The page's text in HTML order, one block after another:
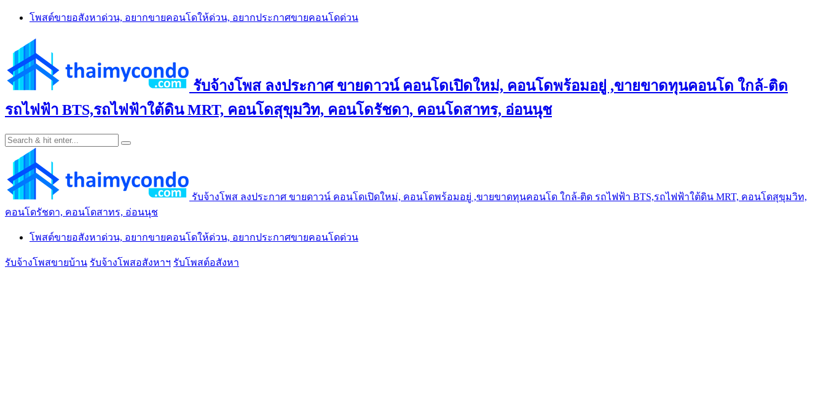
Skip
โพสต์ขายอสังหาด่วน, อยากขายคอนโดให้ด่วน, อยากประกาศขายคอนโดด่วน
รับจ้างโพส ลงประกาศ ขายดาวน์ คอนโดเปิดใหม่, คอนโดพร้อมอยู่ ,ขายขาดทุนคอนโด ใกล้-ติด
รถไฟฟ้า BTS,รถไฟฟ้าใต้ดิน MRT, คอนโดสุขุมวิท, คอนโดรัชดา, คอนโดสาทร, อ่อนนุช
รับจ้างโพส ลงประกาศ ขายดาวน์ คอนโดเปิดใหม่, คอนโดพร้อมอยู่ ,ขายขาดทุนคอนโด ใกล้-ติด รถไฟฟ้า BTS,รถไฟฟ้าใต้ดิน MRT, คอนโดสุขุมวิท,
คอนโดรัชดา, คอนโดสาทร, อ่อนนุช
โพสต์ขายอสังหาด่วน, อยากขายคอนโดให้ด่วน, อยากประกาศขายคอนโดด่วน
รับจ้างโพสขายบ้าน รับจ้างโพสอสังหาฯ รับโพสต์อสังหา